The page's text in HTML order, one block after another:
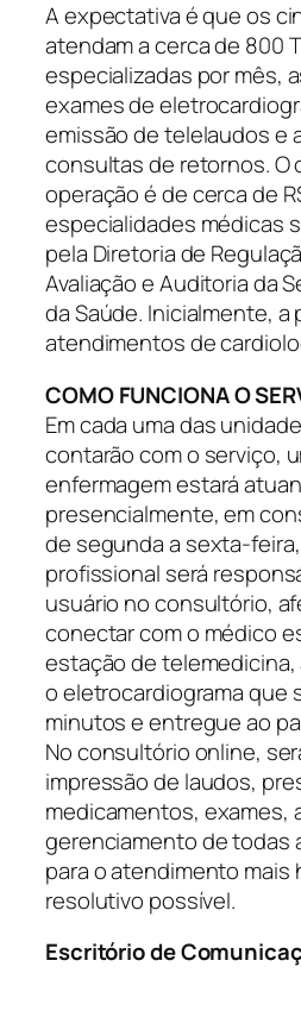
A expectativa é que os
atendam a cerca de 800
especializadas por mês,
exames de
emissão de telelaudos e
consultas de retornos. O
operação é de cerca de
especialidades médicas
pela Diretoria de
Avaliação e Auditoria da
da Saúde. Inicialmente, a
atendimentos de
COMO FUNCIONA O
Em cada uma das
contarão com o serviço,
enfermagem estará
presencialmente, em
de segunda a sexta-feira,
profissional será
usuário no consultório,
conectar com o médico
estação de
o eletrocardiograma que
minutos e entregue ao
No consultório online,
impressão de laudos,
medicamentos, exames,
gerenciamento de todas
para o atendimento mais
resolutivo possível.
Escritório de